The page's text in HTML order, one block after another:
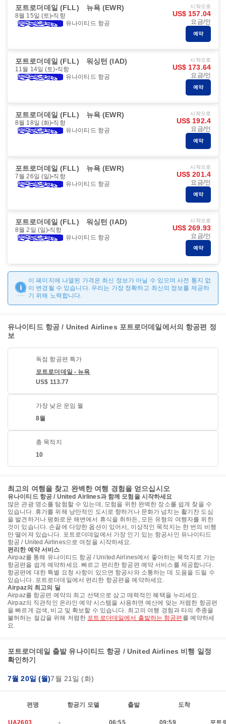
포트로더데일 (FLL) 뉴욕 (EWR)
8월 15일 (토) 직항
유나이티드 항공
시작으로
US$ 157.04
요금/인
예약
포트로더데일 (FLL) 워싱턴 (IAD)
11월 14일 (토) 직항
유나이티드 항공
시작으로
US$ 173.64
요금/인
예약
포트로더데일 (FLL) 뉴욕 (EWR)
8월 18일 (화) 직항
유나이티드 항공
시작으로
US$ 192.4
요금/인
예약
포트로더데일 (FLL) 뉴욕 (EWR)
7월 26일 (일) 직항
유나이티드 항공
시작으로
US$ 201.4
요금/인
예약
포트로더데일 (FLL) 워싱턴 (IAD)
8월 2일 (일) 직항
유나이티드 항공
시작으로
US$ 269.93
요금/인
예약
이 페이지에 나열된 가격은 최신 정보가 아닐 수 있으며 사전 통지 없
이 변경될 수 있습니다. 우리는 가장 정확하고 최신의 정보를 제공하
기 위해 노력합니다.
유나이티드 항공 / United Airlines 포트로더데일에서의 항공편 정
보
독점 항공편 특가
포트로더데일 - 뉴욕
US$ 113.77
가장 낮은 운임 월
8월
총 목적지
10
최고의 여행을 찾고 완벽한 여행 경험을 얻으십시오
유나이티드 항공 / United Airlines과 함께 모험을 시작하세요
많은 관광 명소를 탐험할 수 있는데, 모험을 위한 완벽한 장소를 쉽게 찾을 수
있습니다. 휴가를 위해 낭만적인 도시로 향하거나 문화가 넘치는 활기찬 도심
을 발견하거나 평화로운 해변에서 휴식을 취하든, 모든 유형의 여행자를 위한
것이 있습니다. 손끝에 다양한 옵션이 있어서, 이상적인 목적지는 한 번의 비행
만 떨어져 있습니다. 포트로더데일에서 가장 인기 있는 항공사인 유나이티드
항공 / United Airlines으로 여정을 시작하세요.
편리한 예약 서비스
Airpaz를 통해 유나이티드 항공 / United Airlines에서 좋아하는 목적지로 가는
항공편을 쉽게 예약하세요. 빠르고 편리한 항공편 예약 서비스를 제공합니다.
항공편에 대한 특별 요청 사항이 있으면 항공사와 소통하는 데 도움을 드릴 수
있습니다. 포트로더데일에서 편리한 항공편을 예약하세요.
Airpaz의 최고의 딜
Airpaz를 항공편 예약의 최고 선택으로 삼고 매력적인 혜택을 누리세요.
Airpaz의 직관적인 온라인 예약 시스템을 사용하면 예산에 맞는 저렴한 항공편
을 빠르게 검색, 비교 및 확보할 수 있습니다. 최고의 여행 경험과 타의 추종을
불허하는 절감을 위해 저렴한 포트로더데일에서 출발하는 항공편 를 예약하세
요.
포트로더데일 출발 유나이티드 항공 / United Airlines 비행 일정
확인하기
7월 20일 (월)7월 21일 (화)
편명 항공기 모델 출발 도착
UA2603 - 06:55 09:59 포트